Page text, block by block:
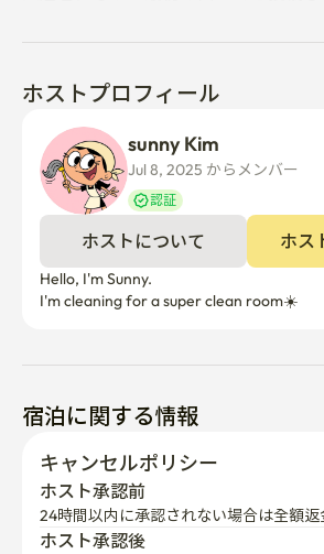
✔全室個室で廊下と外窓が完備されて
✔各スタジオには専用シャワールーム
ンがあります
✔全面リニューアル壁紙&フローリング
👥共用施設
✔ご飯、キムチ提供
📏ハウスルール
ホストプロフィール
sunny Kim
Jul 8, 2025 からメンバー
認証
ホストについて ホス
Hello, I'm Sunny.
I'm cleaning for a super clean room☀️
宿泊に関する情報
キャンセルポリシー
ホスト承認前
24時間以内に承認されない場合は全額返
ホスト承認後